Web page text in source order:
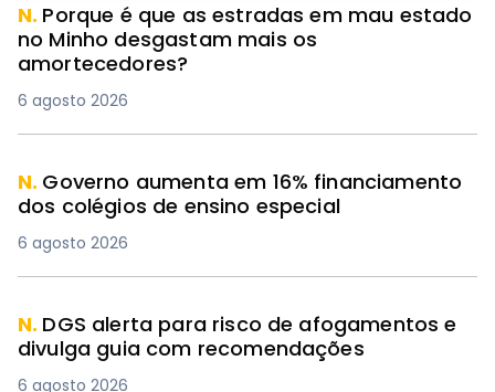
N. Porque é que as estradas em mau estado
no Minho desgastam mais os
amortecedores?
6 agosto 2026
N. Governo aumenta em 16% financiamento
dos colégios de ensino especial
6 agosto 2026
N. DGS alerta para risco de afogamentos e
divulga guia com recomendações
6 agosto 2026